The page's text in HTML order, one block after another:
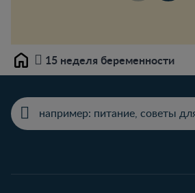
Home 15 неделя беременности